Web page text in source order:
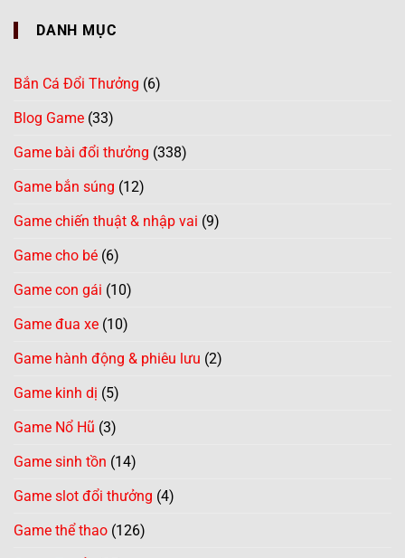
DANH MỤC
Bắn Cá Đổi Thưởng (6)
Blog Game (33)
Game bài đổi thưởng (338)
Game bắn súng (12)
Game chiến thuật & nhập vai (9)
Game cho bé (6)
Game con gái (10)
Game đua xe (10)
Game hành động & phiêu lưu (2)
Game kinh dị (5)
Game Nổ Hũ (3)
Game sinh tồn (14)
Game slot đổi thưởng (4)
Game thể thao (126)